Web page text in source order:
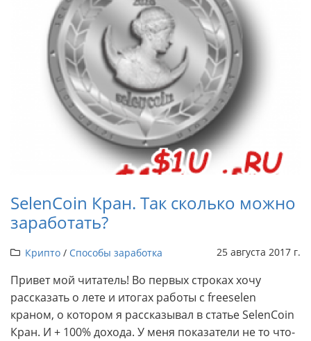
SelenCoin Кран. Так сколько можно
заработать?
Крипто/ Способы заработка 25 августа 2017 г.
Привет мой читатель! Во первых строках хочу
рассказать о лете и итогах работы с freeselen
краном, о котором я рассказывал в статье SelenCoin
Кран. И + 100% дохода. У меня показатели не то что-